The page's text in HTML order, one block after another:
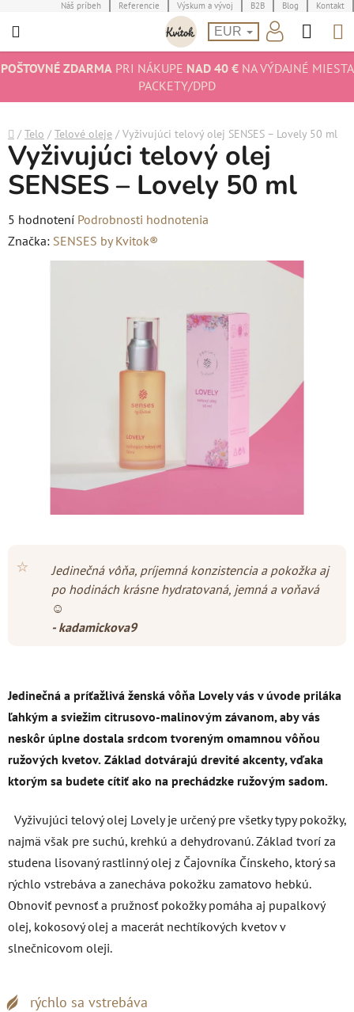
na
Náš príbeh Referencie Výskum a vývoj B2B Blog Kontakt
EUR
POŠTOVNÉ ZDARMAPRI NÁKUPE NAD 40 €NA VÝDAJNÉ MIESTA
PACKETY/DPD
Domov
/ Telo / Telové oleje / Vyživujúci telový olej SENSES – Lovely 50 ml
⭐
Jedinečná vôňa, príjemná konzistencia a pokožka aj
po hodinách krásne hydratovaná, jemná a voňavá
☺️
- kadamickova9
Jedinečná a príťažlivá ženská vôňa Lovely vás v úvode priláka
ľahkým a sviežim citrusovo-malinovým závanom, aby vás
neskôr úplne dostala srdcom tvoreným omamnou vôňou
ružových kvetov. Základ dotvárajú drevité akcenty, vďaka
ktorým sa budete cítiť ako na prechádzke ružovým sadom.
Vyživujúci telový olej Lovely je určený pre všetky typy pokožky,
najmä však pre suchú, krehkú a dehydrovanú. Základ tvorí za
studena lisovaný rastlinný olej z Čajovníka Čínskeho, ktorý sa
rýchlo vstrebáva a zanecháva pokožku zamatovo hebkú.
Obnoviť pevnosť a pružnosť pokožky pomáha aj pupalkový
olej, kokosový olej a macerát nechtíkových kvetov v
slnečnicovom oleji.
rýchlo sa vstrebáva
Vyživujúci telový olej
SENSES – Lovely 50 ml
Priemerné
hodnotenie
produktu
5 hodnotení Podrobnosti hodnotenia
Značka: SENSES by Kvitok®